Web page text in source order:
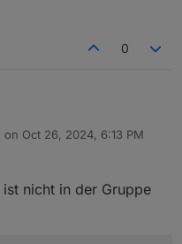
0
ls -l /home/
'nodejs-update': No
on Oct 26, 2024, 6:13 PM
by
nicht in der Gruppe